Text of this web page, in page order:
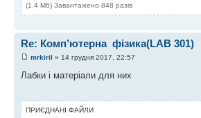
(1.4 Мб) Завантажено 848 разів
Re: Комп’ютерна​ ​ фізика(LAB 301)
mrkiril » 14 грудня 2017, 22:57
Лабки і матеріали для них
ПРИЄДНАНІ ФАЙЛИ